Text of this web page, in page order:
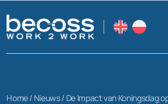
Home / Nieuws/ De Impact van Koningsdag